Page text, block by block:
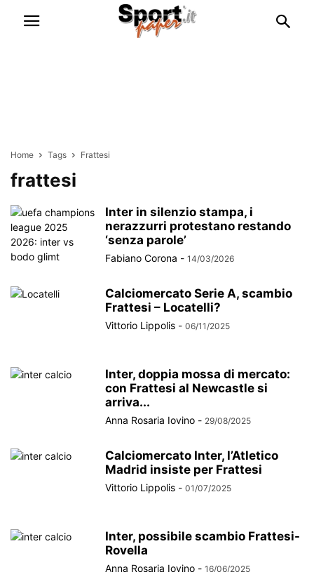
Home Tags Frattesi
frattesi
Inter in silenzio stampa, i
nerazzurri protestano restando
‘senza parole’
Fabiano Corona - 14/03/2026
Calciomercato Serie A, scambio
Frattesi – Locatelli?
Vittorio Lippolis - 06/11/2025
Inter, doppia mossa di mercato:
con Frattesi al Newcastle si
arriva...
Anna Rosaria Iovino - 29/08/2025
Calciomercato Inter, l’Atletico
Madrid insiste per Frattesi
Vittorio Lippolis - 01/07/2025
Inter, possibile scambio Frattesi-
Rovella
Anna Rosaria Iovino - 16/06/2025